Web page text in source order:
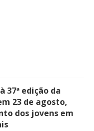
edição da
23 de agosto,
dos jovens em